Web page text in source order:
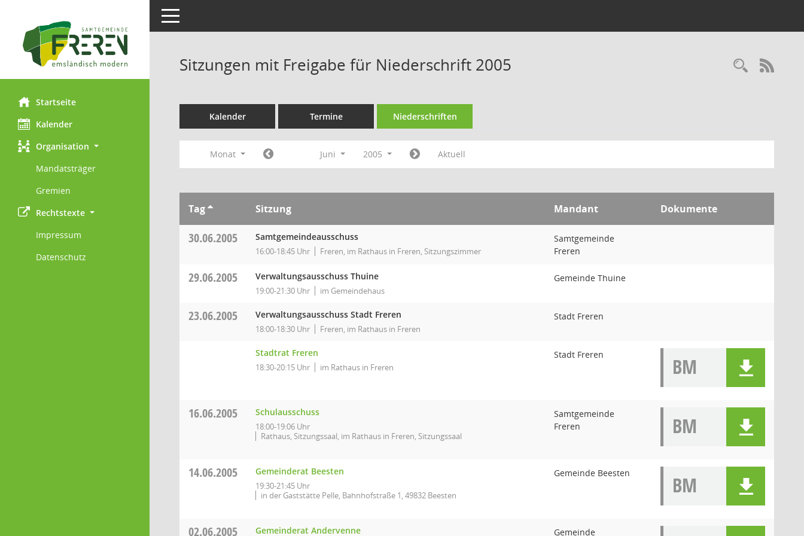
Startseite
Kalender
Organisation
Mandatsträger
Gremien
Rechtstexte
Impressum
Datenschutz
Toggle navigation
Sitzungen mit Freigabe für Niederschrift 2005
Kalender Termine Niederschriften
Monat Juni 2005 Aktuell
Tag Sitzung Mandant Dokumente
30.06.2005 Samtgemeindeausschuss
16:00-18:45 Uhr Freren, im Rathaus in Freren, Sitzungszimmer
Samtgemeinde
Freren
29.06.2005 Verwaltungsausschuss Thuine
19:00-21:30 Uhr im Gemeindehaus
Gemeinde Thuine
23.06.2005 Verwaltungsausschuss Stadt Freren
18:00-18:30 Uhr Freren, im Rathaus in Freren
Stadt Freren
Stadtrat Freren
18:30-20:15 Uhr im Rathaus in Freren
Stadt Freren BM
16.06.2005 Schulausschuss
18:00-19:06 Uhr
Rathaus, Sitzungssaal, im Rathaus in Freren, Sitzungssaal
Samtgemeinde
Freren
BM
14.06.2005 Gemeinderat Beesten
19:30-21:45 Uhr
in der Gaststätte Pelle, Bahnhofstraße 1, 49832 Beesten
Gemeinde Beesten BM
02.06.2005 Gemeinderat Andervenne Gemeinde